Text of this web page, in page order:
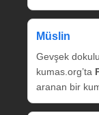
Müslin
Gevşek
kumas.org’ta
aranan bir